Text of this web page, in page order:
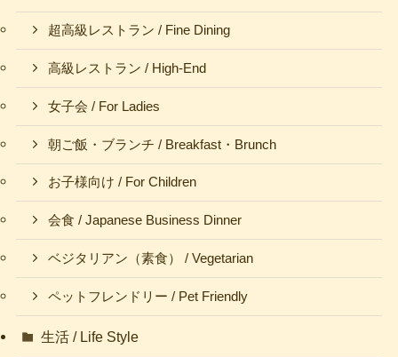
超高級レストラン / Fine Dining
高級レストラン / High-End
女子会 / For Ladies
朝ご飯・ブランチ / Breakfast・Brunch
お子様向け / For Children
会食 / Japanese Business Dinner
ベジタリアン（素食） / Vegetarian
ペットフレンドリー / Pet Friendly
生活 / Life Style